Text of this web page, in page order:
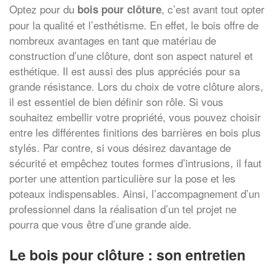
Optez pour du bois pour clôture, c’est avant tout opter
pour la qualité et l’esthétisme. En effet, le bois offre de
nombreux avantages en tant que matériau de
construction d’une clôture, dont son aspect naturel et
esthétique. Il est aussi des plus appréciés pour sa
grande résistance. Lors du choix de votre clôture alors,
il est essentiel de bien définir son rôle. Si vous
souhaitez embellir votre propriété, vous pouvez choisir
entre les différentes finitions des barrières en bois plus
stylés. Par contre, si vous désirez davantage de
sécurité et empêchez toutes formes d’intrusions, il faut
porter une attention particulière sur la pose et les
poteaux indispensables. Ainsi, l’accompagnement d’un
professionnel dans la réalisation d’un tel projet ne
pourra que vous être d’une grande aide.
Le bois pour clôture : son entretien